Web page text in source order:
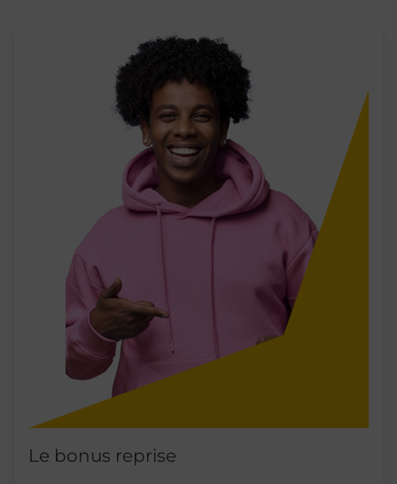
Le bonus reprise